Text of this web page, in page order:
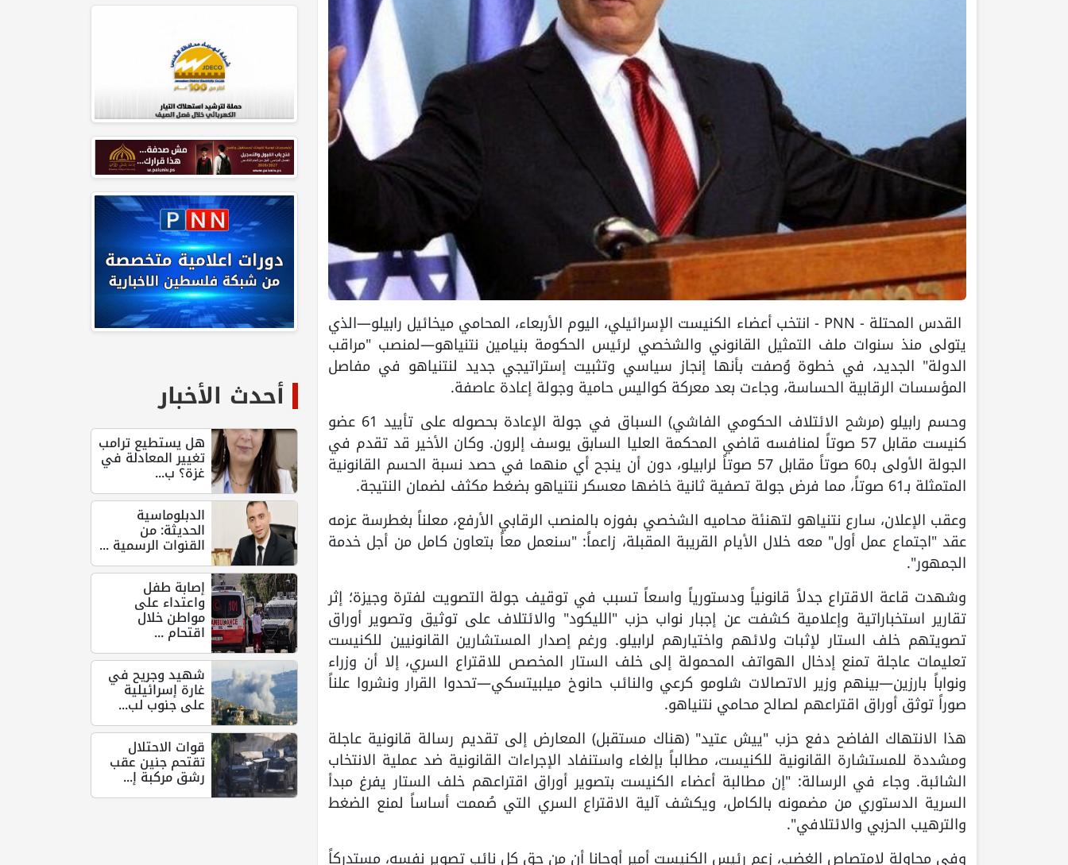
القدس المحتلة - PNN - انتخب أعضاء الكنيست الإسرائيلي، اليوم الأربعاء، المحامي ميخائيل رابيلو—الذي
يتولى منذ سنوات ملف التمثيل القانوني والشخصي لرئيس الحكومة بنيامين نتنياهو—لمنصب "مراقب
الدولة" الجديد، في خطوة وُصفت بأنها إنجاز سياسي وتثبيت إستراتيجي جديد لنتنياهو في مفاصل
المؤسسات الرقابية الحساسة، وجاءت بعد معركة كواليس حامية وجولة إعادة عاصفة.
وحسم رابيلو (مرشح الائتلاف الحكومي الفاشي) السباق في جولة الإعادة بحصوله على تأييد 61 عضو
كنيست مقابل 57 صوتاً لمنافسه قاضي المحكمة العليا السابق يوسف إلرون. وكان الأخير قد تقدم في
الجولة الأولى بـ60 صوتاً مقابل 57 صوتاً لرابيلو، دون أن ينجح أي منهما في حصد نسبة الحسم القانونية
المتمثلة بـ61 صوتاً، مما فرض جولة تصفية ثانية خاضها معسكر نتنياهو بضغط مكثف لضمان النتيجة.
وعقب الإعلان، سارع نتنياهو لتهنئة محاميه الشخصي بفوزه بالمنصب الرقابي الأرفع، معلناً بغطرسة عزمه
عقد "اجتماع عمل أول" معه خلال الأيام القريبة المقبلة، زاعماً: "سنعمل معاً بتعاون كامل من أجل خدمة
الجمهور".
وشهدت قاعة الاقتراع جدلاً قانونياً ودستورياً واسعاً تسبب في توقيف جولة التصويت لفترة وجيزة؛ إثر
تقارير استخباراتية وإعلامية كشفت عن إجبار نواب حزب "الليكود" والائتلاف على توثيق وتصوير أوراق
تصويتهم خلف الستار لإثبات ولائهم واختيارهم لرابيلو. ورغم إصدار المستشارين القانونيين للكنيست
تعليمات عاجلة تمنع إدخال الهواتف المحمولة إلى خلف الستار المخصص للاقتراع السري، إلا أن وزراء
ونواباً بارزين—بينهم وزير الاتصالات شلومو كرعي والنائب حانوخ ميلبيتسكي—تحدوا القرار ونشروا علناً
صوراً توثق أوراق اقتراعهم لصالح محامي نتنياهو.
هذا الانتهاك الفاضح دفع حزب "ييش عتيد" (هناك مستقبل) المعارض إلى تقديم رسالة قانونية عاجلة
ومشددة للمستشارة القانونية للكنيست، مطالباً بإلغاء واستنفاد الإجراءات القانونية ضد عملية الانتخاب
الشائبة. وجاء في الرسالة: "إن مطالبة أعضاء الكنيست بتصوير أوراق اقتراعهم خلف الستار يفرغ مبدأ
السرية الدستوري من مضمونه بالكامل، ويكشف آلية الاقتراع السري التي صُممت أساساً لمنع الضغط
والترهيب الحزبي والائتلافي".
وفي محاولة لامتصاص الغضب، زعم رئيس الكنيست أمير أوحانا أن من حق كل نائب تصوير نفسه، مستدركاً
أحدث الأخبار
هل يستطيع ترامب
تغيير المعادلة في
غزة؟ ب...
الدبلوماسية
الحديثة: من
القنوات الرسمية ...
إصابة طفل
واعتداء على
مواطن خلال
اقتحام ...
شهيد وجريح في
غارة إسرائيلية
على جنوب لب...
قوات الاحتلال
تقتحم جنين عقب
رشق مركبة إ...